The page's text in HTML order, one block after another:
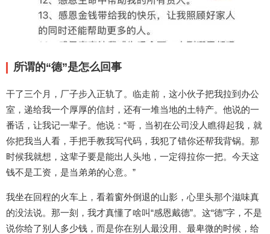
所谓的“德”是怎么回事
干了三个月，厂子步入正轨了。临走前，这小伙子把我拉到办公
室，递给我一个厚厚的信封，还有一堆当地的土特产。他说的一
番话，让我记一辈子。他说：“哥，当初在公司没人瞧得起我，就
你把我当人看，手把手教我写代码，我犯了错你还帮我背锅。那
时候我就想，这辈子要是能出人头地，一定得拉你一把。今天这
钱不是工资，是当弟弟的心意。”
我坐在回程的火车上，看着窗外倒退的山影，心里头那个滋味真
的没法说。那一刻，我才真懂了啥叫“感恩戴德”。这“德”字，不是
说你给了别人多少钱，而是你在别人最没用、最卑微的时候，给